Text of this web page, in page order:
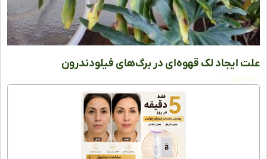
ایجاد لک قهوه‌ای در برگ‌های فیلودندرون
مطلب »